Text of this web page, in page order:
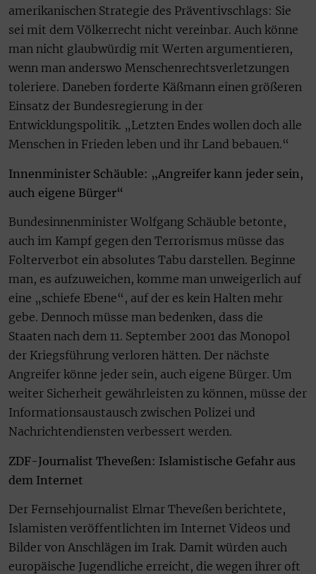
amerikanischen Strategie des Präventivschlags: Sie
sei mit dem Völkerrecht nicht vereinbar. Auch könne
man nicht glaubwürdig mit Werten argumentieren,
wenn man anderswo Menschenrechtsverletzungen
toleriere. Daneben forderte Käßmann einen größeren
Einsatz der Bundesregierung in der
Entwicklungspolitik. „Letzten Endes wollen doch alle
Menschen in Frieden leben und ihr Land bebauen.“
Innenminister Schäuble: „Angreifer kann jeder sein,
auch eigene Bürger“
Bundesinnenminister Wolfgang Schäuble betonte,
auch im Kampf gegen den Terrorismus müsse das
Folterverbot ein absolutes Tabu darstellen. Beginne
man, es aufzuweichen, komme man unweigerlich auf
eine „schiefe Ebene“, auf der es kein Halten mehr
gebe. Dennoch müsse man bedenken, dass die
Staaten nach dem 11. September 2001 das Monopol
der Kriegsführung verloren hätten. Der nächste
Angreifer könne jeder sein, auch eigene Bürger. Um
weiter Sicherheit gewährleisten zu können, müsse der
Informationsaustausch zwischen Polizei und
Nachrichtendiensten verbessert werden.
ZDF-Journalist Theveßen: Islamistische Gefahr aus
dem Internet
Der Fernsehjournalist Elmar Theveßen berichtete,
Islamisten veröffentlichten im Internet Videos und
Bilder von Anschlägen im Irak. Damit würden auch
europäische Jugendliche erreicht, die wegen ihrer oft